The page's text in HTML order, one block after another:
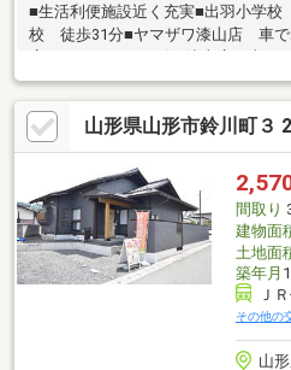
■生活利便施設近く充実■出羽小学
校 徒歩31分■ヤマザワ漆山店 車で
店・ドラックヤマザワ漆山店 車で
山形県山形市鈴川町３
間取り
建物面
土地面
築年月
Ｊ
その他の
山